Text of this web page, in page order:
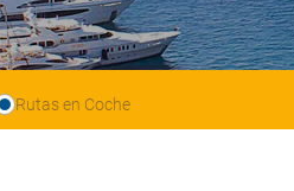
Rutas en Coche